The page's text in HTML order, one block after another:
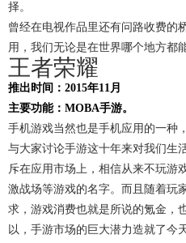
择。
曾经在电视作品里还有问路收费的
用，我们无论是在世界哪个地方都
王者荣耀
推出时间：2015年11月
主要功能：MOBA手游。
手机游戏当然也是手机应用的一种
与大家讨论手游这十年来对我们生
斥在应用市场上，相信从来不玩游
激战场等游戏的名字。而且随着玩
求，游戏消费也就是所说的氪金，
以，手游市场的巨大潜力造就了今